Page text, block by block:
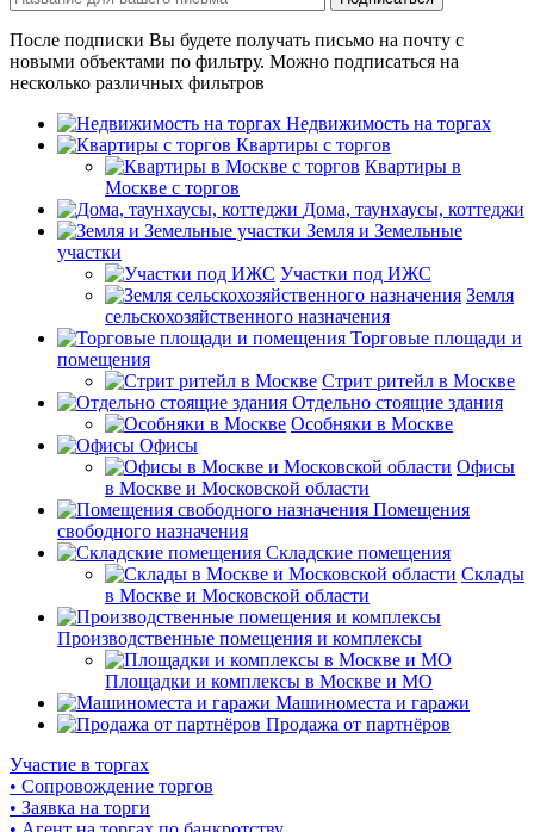
После подписки Вы будете получать письмо на почту с
новыми объектами по фильтру. Можно подписаться на
несколько различных фильтров
Недвижимость на торгах
Квартиры с торгов
Квартиры в
Москве с торгов
Дома, таунхаусы, коттеджи
Земля и Земельные
участки
Участки под ИЖС
Земля
сельскохозяйственного назначения
Торговые площади и
помещения
Стрит ритейл в Москве
Отдельно стоящие здания
Особняки в Москве
Офисы
Офисы
в Москве и Московской области
Помещения
свободного назначения
Складские помещения
Склады
в Москве и Московской области
Производственные помещения и комплексы
Площадки и комплексы в Москве и МО
Машиноместа и гаражи
Продажа от партнёров
Участие в торгах
• Сопровождение торгов
• Заявка на торги